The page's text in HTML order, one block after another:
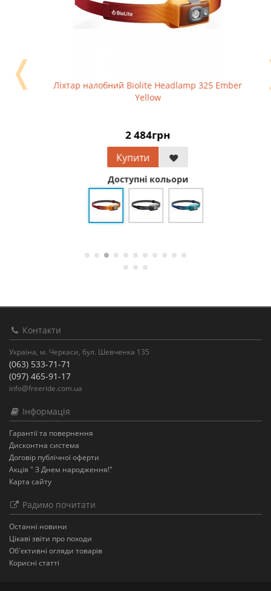
Ліхтар налобний Biolite Headlamp 325 Ember
Yellow
2 484грн
Купити
Доступні кольори
❬
Контакти
Україна, м. Черкаси, бул. Шевченка 135
(063) 533-71-71
(097) 465-91-17
info@freeride.com.ua
Інформація
Гарантії та повернення
Дисконтна система
Договір публічної оферти
Акція " З Днем народження!"
Карта сайту
Радимо почитати
Останнi новини
Цікаві звіти про походи
Об'єктивні огляди товарів
Корисні статті